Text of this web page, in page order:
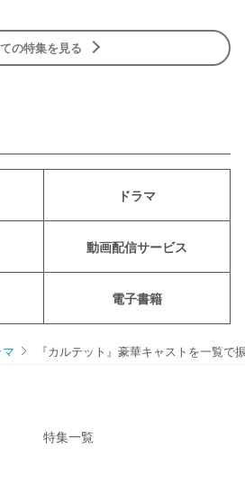
の特集を見る
ドラマ
動画配信サービス
電子書籍
『カルテット』豪華キャストを一覧
特集一覧